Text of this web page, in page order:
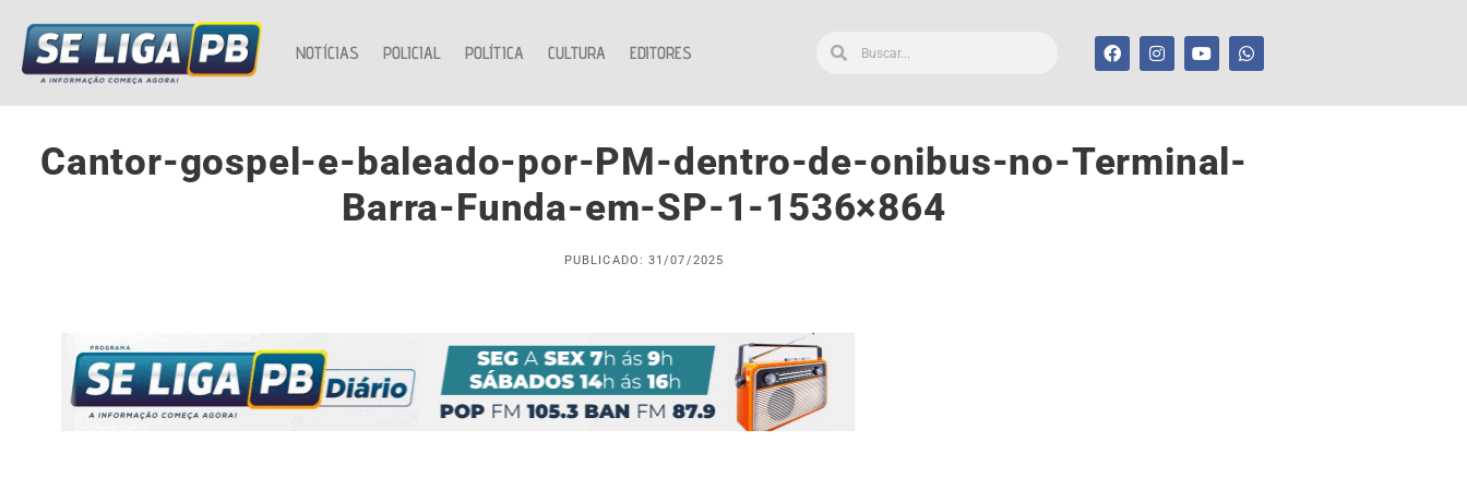
NOTÍCIAS POLICIAL POLÍTICA CULTURA EDITORES
Cantor-gospel-e-baleado-por-PM-dentro-de-onibus-no-Terminal-
Barra-Funda-em-SP-1-1536×864
PUBLICADO: 31/07/2025